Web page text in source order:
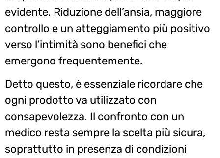
evidente. Riduzione dell’ansia, maggiore
controllo e un atteggiamento più positivo
verso l’intimità sono benefici che
emergono frequentemente.
Detto questo, è essenziale ricordare che
ogni prodotto va utilizzato con
consapevolezza. Il confronto con un
medico resta sempre la scelta più sicura,
soprattutto in presenza di condizioni